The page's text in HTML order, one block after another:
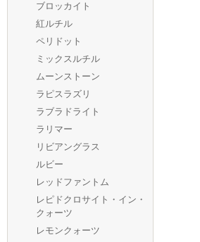
ブロッカイト
紅ルチル
ペリドット
ミックスルチル
ムーンストーン
ラピスラズリ
ラブラドライト
ラリマー
リビアングラス
ルビー
レッドファントム
レピドクロサイト・イン・
クォーツ
レモンクォーツ